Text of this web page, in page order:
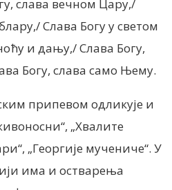
слава вечном Цару,/
Слава Богу у светом
и дању,/ Слава Богу,
Богу, слава само Њему.
припевом одликује и
„Хвалите
„Георгије мучениче“. У
има и остварења